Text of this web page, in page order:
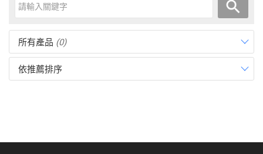
所有產品 (0)
依推薦排序